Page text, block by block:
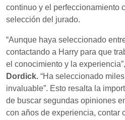
continuo y el perfeccionamiento
selección del jurado.
“Aunque haya seleccionado
contactando a Harry para que
el conocimiento y la
Dordick. “Ha seleccionado
invaluable”. Esto resalta la
de buscar segundas opiniones
con años de experiencia, contar